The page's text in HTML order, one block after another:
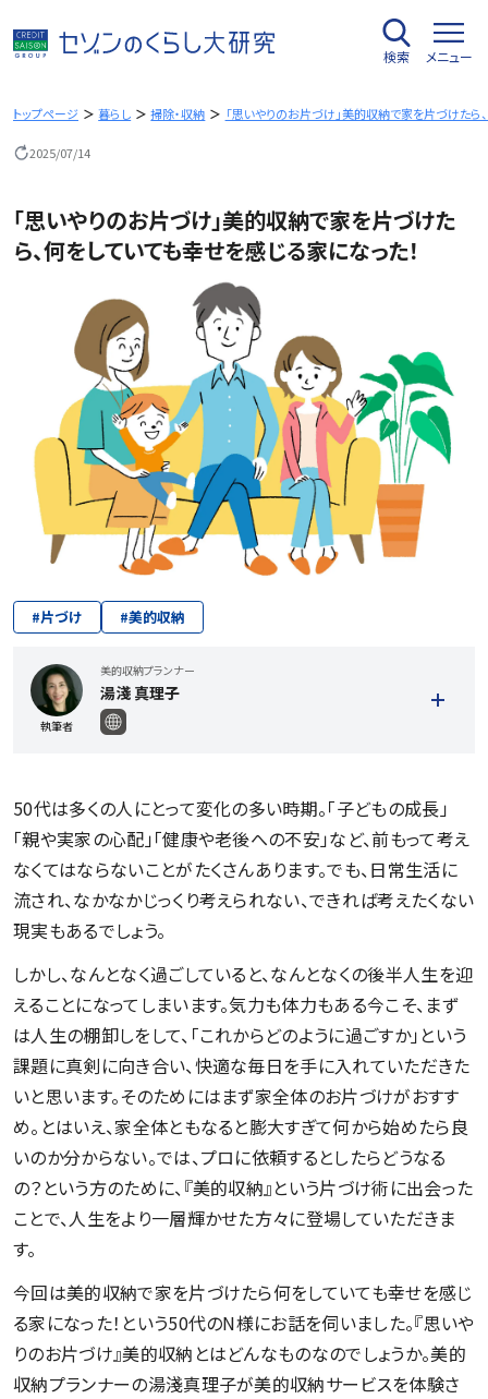
容
を
キ
検索 メニュー
トップページ 暮らし 掃除・収納 「思いやりのお片づけ」美的収納で家を片づけたら
2025/07/14
「思いやりのお片づけ」美的収納で家を片づけた
ら、何をしていても幸せを感じる家になった！
#片づけ #美的収納
執筆者
美的収納プランナー
湯淺 真理子
50代は多くの人にとって変化の多い時期。「子どもの成長」
「親や実家の心配」「健康や老後への不安」など、前もって考え
なくてはならないことがたくさんあります。でも、日常生活に
流され、なかなかじっくり考えられない、できれば考えたくない
現実もあるでしょう。
しかし、なんとなく過ごしていると、なんとなくの後半人生を迎
えることになってしまいます。気力も体力もある今こそ、まず
は人生の棚卸しをして、「これからどのように過ごすか」という
課題に真剣に向き合い、快適な毎日を手に入れていただきた
いと思います。そのためにはまず家全体のお片づけがおすす
め。とはいえ、家全体ともなると膨大すぎて何から始めたら良
いのか分からない。では、プロに依頼するとしたらどうなる
の？という方のために、『美的収納』という片づけ術に出会った
ことで、人生をより一層輝かせた方々に登場していただきま
す。
今回は美的収納で家を片づけたら何をしていても幸せを感じ
る家になった！という50代のN様にお話を伺いました。『思いや
りのお片づけ』美的収納とはどんなものなのでしょうか。美的
収納プランナーの湯淺真理子が美的収納サービスを体験さ